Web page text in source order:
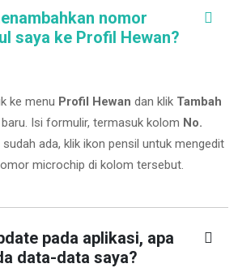
nomor
saya ke Profil Hewan?
ke menu Profil Hewan dan klik Tambah
Isi formulir, termasuk kolom No.
ada, klik ikon pensil untuk mengedit
microchip di kolom tersebut.
pada aplikasi, apa
data-data saya?